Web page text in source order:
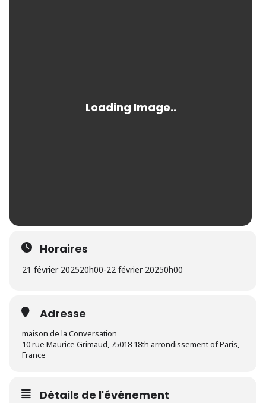
Horaires
21 février 202520h00-22 février 20250h00
Adresse
maison de la Conversation
10 rue Maurice Grimaud, 75018 18th arrondissement of Paris,
France
Détails de l'événement